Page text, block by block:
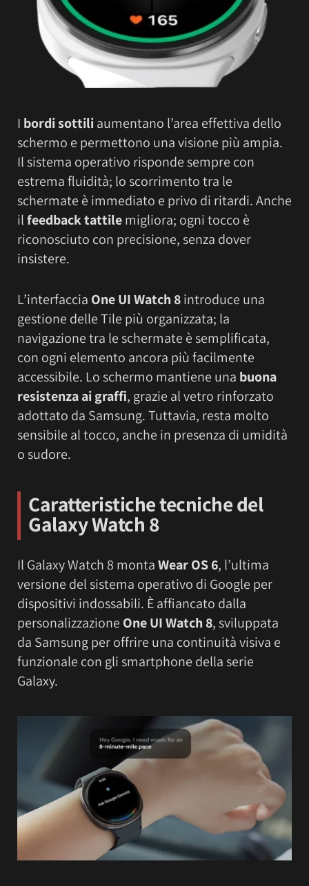
I bordi sottiliaumentano l’area effettiva dello
schermo e permettono una visione più ampia.
Il sistema operativo risponde sempre con
estrema fluidità; lo scorrimento tra le
schermate è immediato e privo di ritardi. Anche
ilfeedback tattilemigliora; ogni tocco è
riconosciuto con precisione, senza dover
insistere.
L’interfaccia One UI Watch 8introduce una
gestione delle Tile più organizzata; la
navigazione tra le schermate è semplificata,
con ogni elemento ancora più facilmente
accessibile. Lo schermo mantiene una buona
resistenza ai graffi, grazie al vetro rinforzato
adottato da Samsung. Tuttavia, resta molto
sensibile al tocco, anche in presenza di umidità
o sudore.
Caratteristiche tecniche del
Galaxy Watch 8
Il Galaxy Watch 8 montaWear OS 6, l’ultima
versione del sistema operativo di Google per
dispositivi indossabili. È affiancato dalla
personalizzazione One UI Watch 8, sviluppata
da Samsung per offrire una continuità visiva e
funzionale con gli smartphone della serie
Galaxy.